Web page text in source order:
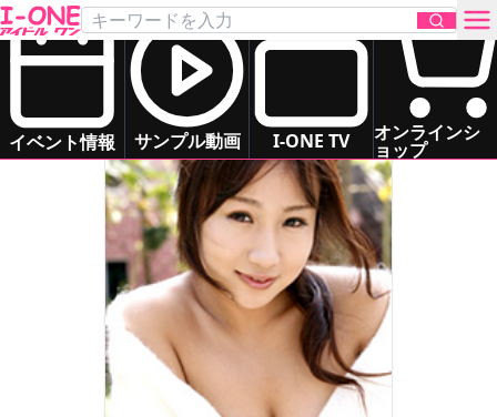
イベント情報 サンプル動画 I-ONE TV オンラインシ
ョップ
お問い合わせ
サンプル動画
小林 ゆりKobayashi Yuri